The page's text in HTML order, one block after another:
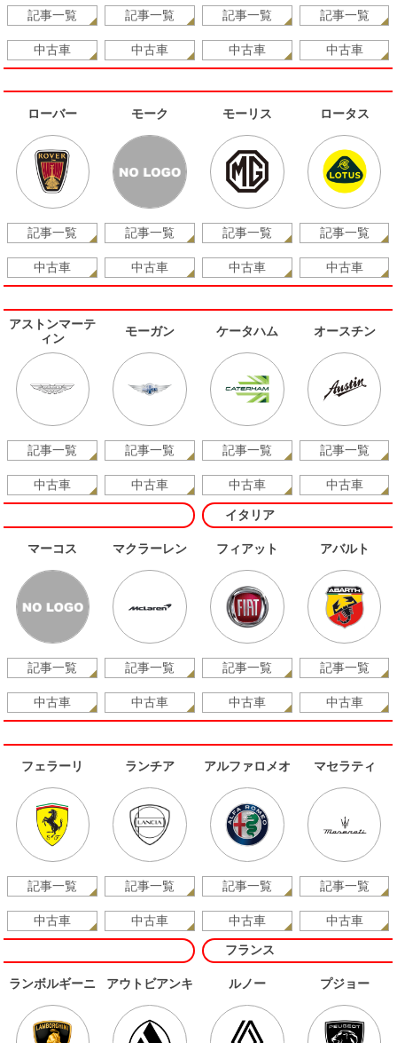
記事一覧
中古車
記事一覧
中古車
記事一覧
中古車
記事一覧
中古車
ローバー
記事一覧
中古車
モーク
記事一覧
中古車
モーリス
記事一覧
中古車
ロータス
記事一覧
中古車
アストンマーテ
ィン
記事一覧
中古車
モーガン
記事一覧
中古車
ケータハム
記事一覧
中古車
オースチン
記事一覧
中古車
マーコス
記事一覧
中古車
マクラーレン
記事一覧
中古車
イタリア
フィアット
記事一覧
中古車
アバルト
記事一覧
中古車
フェラーリ
記事一覧
中古車
ランチア
記事一覧
中古車
アルファロメオ
記事一覧
中古車
マセラティ
記事一覧
中古車
ランボルギーニ アウトビアンキ
フランス
ルノー プジョー